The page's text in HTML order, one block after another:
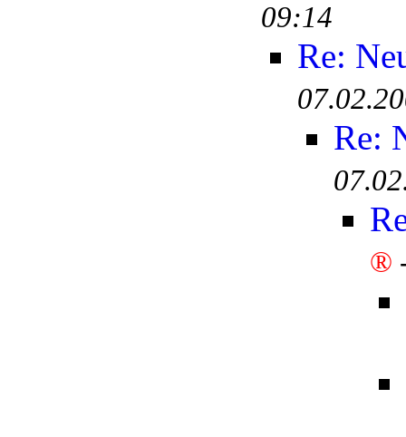
09:14
Re:
Re:
®